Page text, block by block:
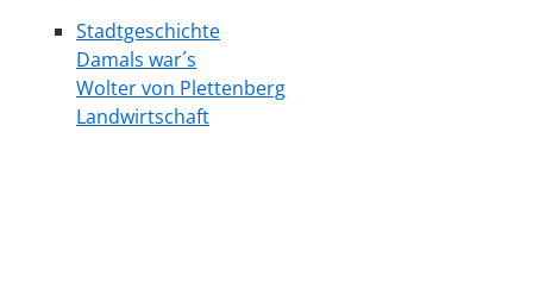
Stadtgeschichte
Damals war´s
Wolter von Plettenberg
Landwirtschaft